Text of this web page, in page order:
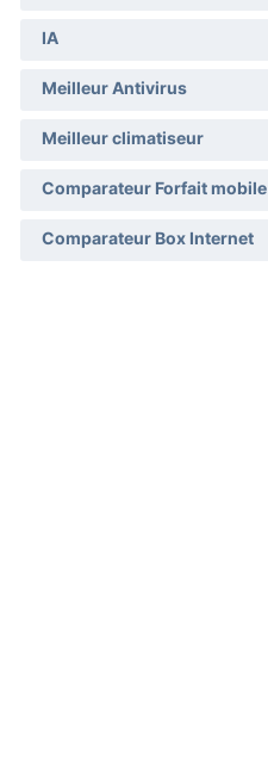
IA
Meilleur Antivirus
Meilleur climatiseur
Comparateur Forfait mobile
Comparateur Box Internet